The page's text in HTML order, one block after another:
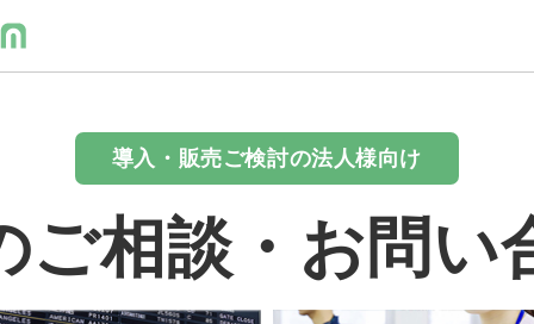
導入・販売ご検討の法人様向け
ご相談・お問い